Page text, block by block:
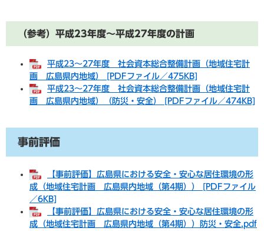
（参考）平成23年度～平成27年度の計画
平成23～27年度 社会資本総合整備計画（地域住宅計
画 広島県内地域） [PDFファイル／475KB]
平成23～27年度 社会資本総合整備計画（地域住宅計
画 広島県内地域）（防災・安全） [PDFファイル／474KB]
事前評価
【事前評価】広島県における安全・安心な居住環境の形
成（地域住宅計画 広島県内地域（第4期）） [PDFファイル
／6KB]
【事前評価】広島県における安全・安心な居住環境の形
成（地域住宅計画 広島県内地域（第4期））防災・安全.pdf